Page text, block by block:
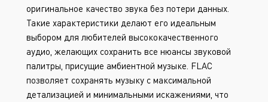
оригинальное качество звука без потери данных.
Такие характеристики делают его идеальным
выбором для любителей высококачественного
аудио, желающих сохранить все нюансы звуковой
палитры, присущие амбиентной музыке. FLAC
позволяет сохранять музыку с максимальной
детализацией и минимальными искажениями, что